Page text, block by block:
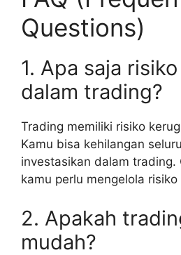
Questions)
1. Apa saja
dalam trading?
Trading memiliki risiko
Kamu bisa kehilangan
investasikan dalam trading.
kamu perlu mengelola
2. Apakah
mudah?